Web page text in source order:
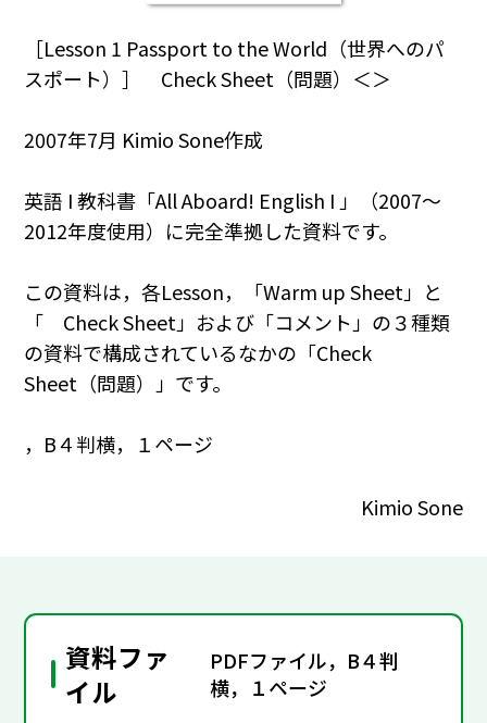
［Lesson 1 Passport to the World（世界へのパ
スポート）］ Check Sheet（問題）＜＞
2007年7月 Kimio Sone作成
英語 I 教科書「All Aboard! English I 」（2007～
2012年度使用）に完全準拠した資料です。
この資料は，各Lesson，「Warm up Sheet」と
「 Check Sheet」および「コメント」の３種類
の資料で構成されているなかの「Check
Sheet（問題）」です。
，B４判横，１ページ
Kimio Sone
資料ファ
イル
PDFファイル，B４判
横，１ページ